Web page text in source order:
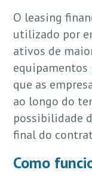
O leasing
utilizado por
ativos de
equipamentos
que as
ao longo do
possibilidade
final do
Como